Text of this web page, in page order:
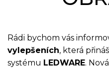
Rádi bychom vás
vylepšeních, která
systému LEDWARE.